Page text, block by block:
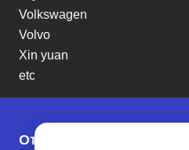
Volkswagen
Volvo
Xin yuan
etc
Отзывы о SENAT CARS